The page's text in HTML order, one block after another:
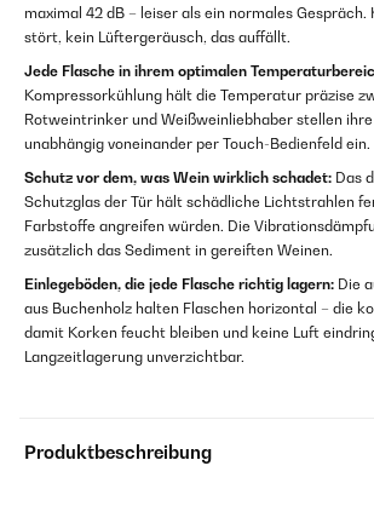
maximal 42 dB – leiser als ein normales Gespräch.
stört, kein Lüftergeräusch, das auffällt.
Jede Flasche in ihrem optimalen
Kompressorkühlung hält die Temperatur präzise
Rotweintrinker und Weißweinliebhaber stellen
unabhängig voneinander per Touch-Bedienfeld ein.
Schutz vor dem, was Wein wirklich schadet: Das
Schutzglas der Tür hält schädliche Lichtstrahlen
Farbstoffe angreifen würden. Die
zusätzlich das Sediment in gereiften Weinen.
Einlegeböden, die jede Flasche richtig lagern: Die
aus Buchenholz halten Flaschen horizontal – die
damit Korken feucht bleiben und keine Luft
Langzeitlagerung unverzichtbar.
Produktbeschreibung